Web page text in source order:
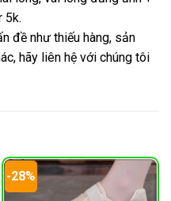
5k.
đề như thiếu hàng, sản
hãy liên hệ với chúng tôi
-28%